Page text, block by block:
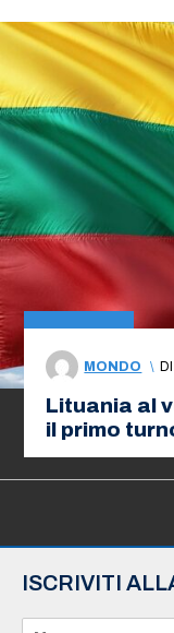
MONDO \
Lituania al
il primo
ISCRIVITI